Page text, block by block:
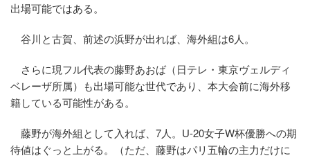
出場可能ではある。
谷川と古賀、前述の浜野が出れば、海外組は6人。
さらに現フル代表の藤野あおば（日テレ・東京ヴェルディ
ベレーザ所属）も出場可能な世代であり、本大会前に海外移
籍している可能性がある。
藤野が海外組として入れば、7人。U-20女子W杯優勝への期
待値はぐっと上がる。（ただ、藤野はパリ五輪の主力だけに